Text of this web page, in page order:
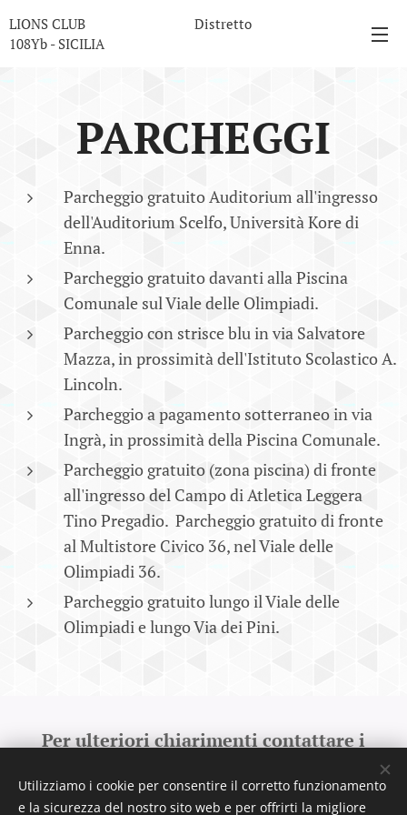
LIONS CLUB Distretto
108Yb - SICILIA
PARCHEGGI
Parcheggio gratuito Auditorium all'ingresso
dell'Auditorium Scelfo, Università Kore di
Enna.
Parcheggio gratuito davanti alla Piscina
Comunale sul Viale delle Olimpiadi.
Parcheggio con strisce blu in via Salvatore
Mazza, in prossimità dell'Istituto Scolastico A.
Lincoln.
Parcheggio a pagamento sotterraneo in via
Ingrà, in prossimità della Piscina Comunale.
Parcheggio gratuito (zona piscina) di fronte
all'ingresso del Campo di Atletica Leggera
Tino Pregadio. Parcheggio gratuito di fronte
al Multistore Civico 36, nel Viale delle
Olimpiadi 36.
Parcheggio gratuito lungo il Viale delle
Olimpiadi e lungo Via dei Pini.
Per ulteriori chiarimenti contattare i
Marco Scarso e Giorgio Solarino al numero
Utilizziamo i cookie per consentire il corretto funzionamento
e la sicurezza del nostro sito web e per offrirti la migliore